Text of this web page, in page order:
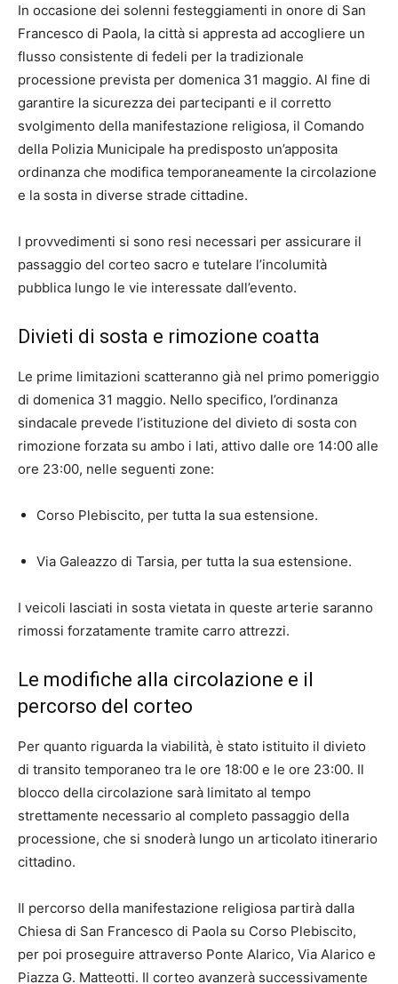
In occasione dei solenni festeggiamenti in onore di San
Francesco di Paola, la città si appresta ad accogliere un
flusso consistente di fedeli per la tradizionale
processione prevista per domenica 31 maggio. Al fine di
garantire la sicurezza dei partecipanti e il corretto
svolgimento della manifestazione religiosa, il Comando
della Polizia Municipale ha predisposto un’apposita
ordinanza che modifica temporaneamente la circolazione
e la sosta in diverse strade cittadine.
I provvedimenti si sono resi necessari per assicurare il
passaggio del corteo sacro e tutelare l’incolumità
pubblica lungo le vie interessate dall’evento.
Divieti di sosta e rimozione coatta
Le prime limitazioni scatteranno già nel primo pomeriggio
di domenica 31 maggio. Nello specifico, l’ordinanza
sindacale prevede l’istituzione del divieto di sosta con
rimozione forzata su ambo i lati, attivo dalle ore 14:00 alle
ore 23:00, nelle seguenti zone:
Corso Plebiscito, per tutta la sua estensione.
Via Galeazzo di Tarsia, per tutta la sua estensione.
I veicoli lasciati in sosta vietata in queste arterie saranno
rimossi forzatamente tramite carro attrezzi.
Le modifiche alla circolazione e il
percorso del corteo
Per quanto riguarda la viabilità, è stato istituito il divieto
di transito temporaneo tra le ore 18:00 e le ore 23:00. Il
blocco della circolazione sarà limitato al tempo
strettamente necessario al completo passaggio della
processione, che si snoderà lungo un articolato itinerario
cittadino.
Il percorso della manifestazione religiosa partirà dalla
Chiesa di San Francesco di Paola su Corso Plebiscito,
per poi proseguire attraverso Ponte Alarico, Via Alarico e
Piazza G. Matteotti. Il corteo avanzerà successivamente